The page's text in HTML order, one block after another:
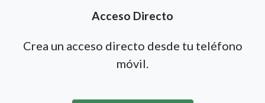
Acceso Directo
Crea un acceso directo desde tu teléfono
móvil.